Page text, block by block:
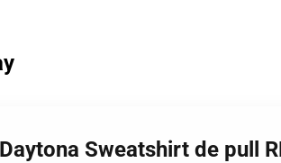
Sweatshirt de pull